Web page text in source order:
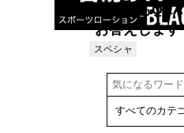
なんでもQ&A
お答えします
1983年1月号
スペシャ